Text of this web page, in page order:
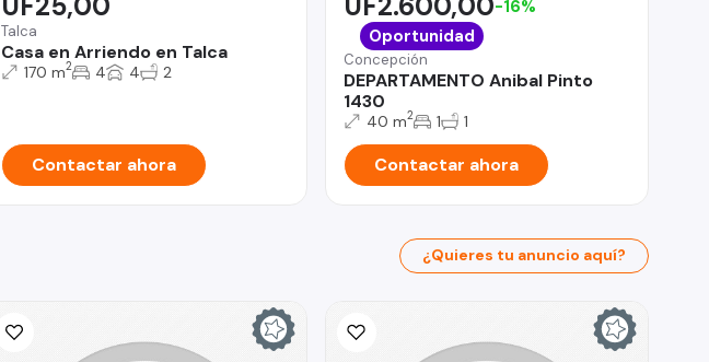
Talca
Casa en Arriendo en Talca
170 m2 4 4 2
Contactar ahora
Concepción
DEPARTAMENTO Anibal Pinto
1430
-16%
Oportunidad
40 m2 1 1
Contactar ahora
¿Quieres tu anuncio aquí?